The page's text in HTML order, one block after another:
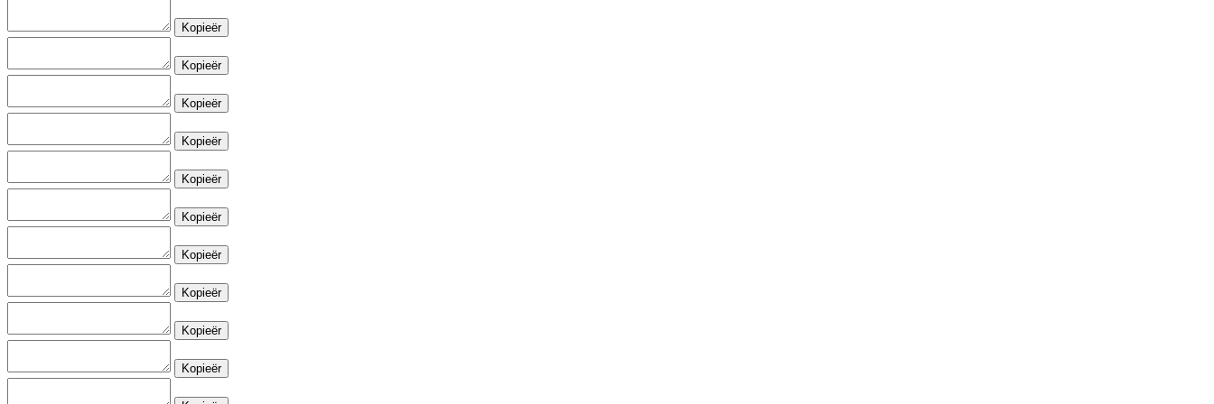
Kopieër
Kopieër
Kopieër
Kopieër
Kopieër
Kopieër
Kopieër
Kopieër
Kopieër
Kopieër